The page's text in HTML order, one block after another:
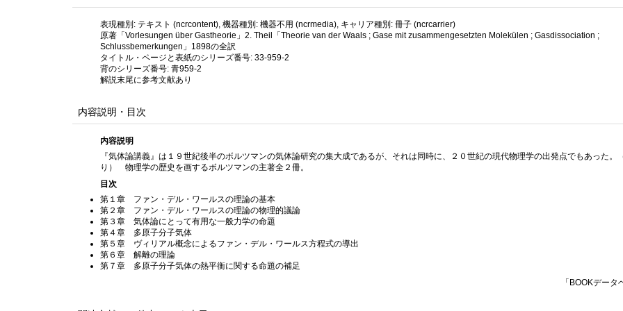
表現種別: テキスト (ncrcontent), 機器種別: 機器不用 (ncrmedia), キャリア種別: 冊子 (ncrcarrier)
原著「Vorlesungen über Gastheorie」2. Theil「Theorie van der Waals ; Gase mit zusammengesetzten Molekülen ; Gasdissociation ;
Schlussbemerkungen」1898の全訳
タイトル・ページと表紙のシリーズ番号: 33-959-2
背のシリーズ番号: 青959-2
解説末尾に参考文献あり
内容説明・目次
内容説明
『気体論講義』は１９世紀後半のボルツマンの気体論研究の集大成であるが、それは同時に、２０世紀の現代物理学の出発点でもあった。
り） 物理学の歴史を画するボルツマンの主著全２冊。
目次
第１章 ファン・デル・ワールスの理論の基本
第２章 ファン・デル・ワールスの理論の物理的議論
第３章 気体論にとって有用な一般力学の命題
第４章 多原子分子気体
第５章 ヴィリアル概念によるファン・デル・ワールス方程式の導出
第６章 解離の理論
第７章 多原子分子気体の熱平衡に関する命題の補足
「BOOKデータ